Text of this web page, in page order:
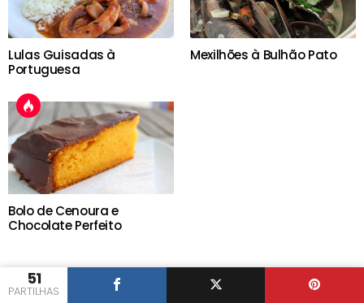
51
PARTILHAS
Lulas Guisadas à
Portuguesa
Mexilhões à Bulhão Pato
Bolo de Cenoura e
Chocolate Perfeito